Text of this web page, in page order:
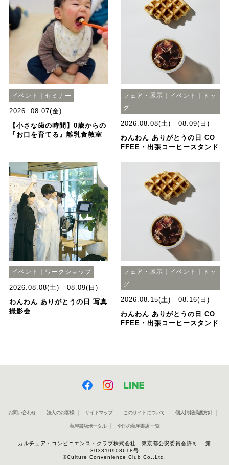
イベント｜セミナー
2026. 08.07(金)
【小さな歯の時間】0歳からの
『お口を育てる』離乳食教室
フェア・展示｜イベント｜ドッ
グ
2026.08.08(土) - 08.09(日)
わんわん ありがとうの日 CO
FFEE・出張コーヒースタンド
イベント｜ワークショップ
2026.08.08(土) - 08.09(日)
わんわん ありがとうの日 写真
撮影会
フェア・展示｜イベント｜ドッ
グ
2026.08.15(土) - 08.16(日)
わんわん ありがとうの日 CO
FFEE・出張コーヒースタンド
お問い合わせ 法人のお客様 サイトマップ このサイトについて 個人情報保護方針
蔦屋書店ポータル 全国の蔦屋書店 一覧
カルチュア・コンビニエンス・クラブ株式会社 東京都公安委員会許可 第
303310908618号
©Culture Convenience Club Co.,Ltd.